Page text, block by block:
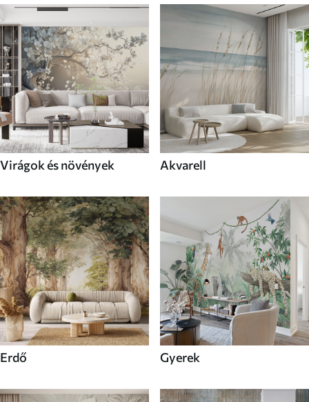
Virágok és növények Akvarell
Erdő Gyerek